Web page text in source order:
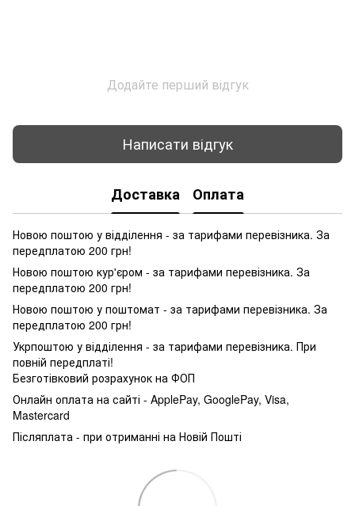
Додайте перший відгук
Написати відгук
Доставка Оплата
Новою поштою у відділення - за тарифами перевізника. За
передплатою 200 грн!
Новою поштою кур'єром - за тарифами перевізника. За
передплатою 200 грн!
Новою поштою у поштомат - за тарифами перевізника. За
передплатою 200 грн!
Укрпоштою у відділення - за тарифами перевізника. При
повній передплаті!
Безготівковий розрахунок на ФОП
Онлайн оплата на сайті - ApplePay, GooglePay, Visa,
Mastercard
Післяплата - при отриманні на Новій Пошті